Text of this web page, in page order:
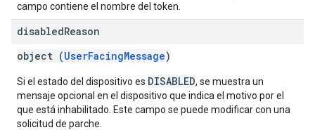
campo contiene el nombre del token.
disabledReason
object (UserFacingMessage)
Si el estado del dispositivo es DISABLED, se muestra un
mensaje opcional en el dispositivo que indica el motivo por el
que está inhabilitado. Este campo se puede modificar con una
solicitud de parche.